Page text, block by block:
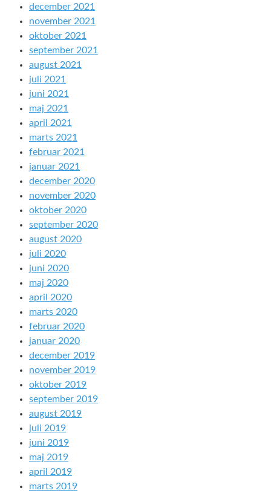
december 2021
november 2021
oktober 2021
september 2021
august 2021
juli 2021
juni 2021
maj 2021
april 2021
marts 2021
februar 2021
januar 2021
december 2020
november 2020
oktober 2020
september 2020
august 2020
juli 2020
juni 2020
maj 2020
april 2020
marts 2020
februar 2020
januar 2020
december 2019
november 2019
oktober 2019
september 2019
august 2019
juli 2019
juni 2019
maj 2019
april 2019
marts 2019